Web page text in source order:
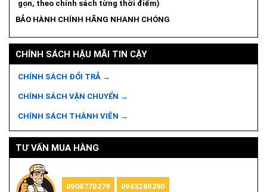
gọn, theo chính sách từng thời điểm)
BẢO HÀNH CHÍNH HÃNG NHANH CHÓNG
CHÍNH SÁCH HẬU MÃI TIN CẬY
CHÍNH SÁCH ĐỔI TRẢ →
CHÍNH SÁCH VẬN CHUYỂN →
CHÍNH SÁCH THÀNH VIÊN →
TƯ VẤN MUA HÀNG
0908770279 0963289290